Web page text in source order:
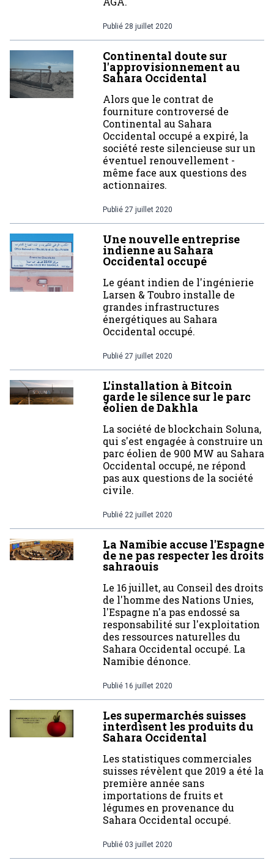
Publié 28 juillet 2020
Continental doute sur
l'approvisionnement au
Sahara Occidental
Alors que le contrat de
fourniture controversé de
Continental au Sahara
Occidental occupé a expiré, la
société reste silencieuse sur un
éventuel renouvellement -
même face aux questions des
actionnaires.
Publié 27 juillet 2020
Une nouvelle entreprise
indienne au Sahara
Occidental occupé
Le géant indien de l'ingénierie
Larsen & Toubro installe de
grandes infrastructures
énergétiques au Sahara
Occidental occupé.
Publié 27 juillet 2020
L'installation à Bitcoin
garde le silence sur le parc
éolien de Dakhla
La société de blockchain Soluna,
qui s'est engagée à construire un
parc éolien de 900 MW au Sahara
Occidental occupé, ne répond
pas aux questions de la société
civile.
Publié 22 juillet 2020
La Namibie accuse l'Espagne
de ne pas respecter les droits
sahraouis
Le 16 juillet, au Conseil des droits
de l'homme des Nations Unies,
l'Espagne n'a pas endossé sa
responsabilité sur l'exploitation
des ressources naturelles du
Sahara Occidental occupé. La
Namibie dénonce.
Publié 16 juillet 2020
Les supermarchés suisses
interdisent les produits du
Sahara Occidental
Les statistiques commerciales
suisses révèlent que 2019 a été la
première année sans
importations de fruits et
légumes en provenance du
Sahara Occidental occupé.
Publié 03 juillet 2020